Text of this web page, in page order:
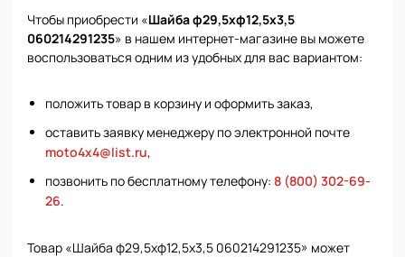
Чтобы приобрести «Шайба ф29,5хф12,5х3,5
060214291235» в нашем интернет-магазине вы можете
воспользоваться одним из удобных для вас вариантом:
положить товар в корзину и оформить заказ,
оставить заявку менеджеру по электронной почте
moto4x4@list.ru,
позвонить по бесплатному телефону: 8 (800) 302-69-
26.
Товар «Шайба ф29,5хф12,5х3,5 060214291235» может